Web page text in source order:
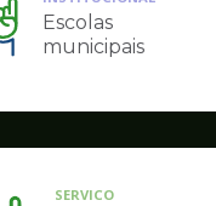
Ilustração
da
de
Educação
Escolas
municipais
SERVICO